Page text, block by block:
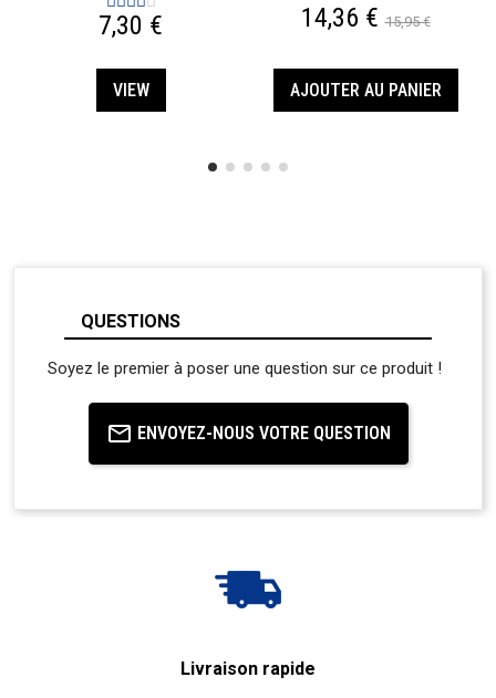
7,30 €
VIEW
14,36 €15,95 €
AJOUTER AU PANIER
QUESTIONS
Soyez le premier à poser une question sur ce produit !
ENVOYEZ-NOUS VOTRE QUESTION
Livraison rapide